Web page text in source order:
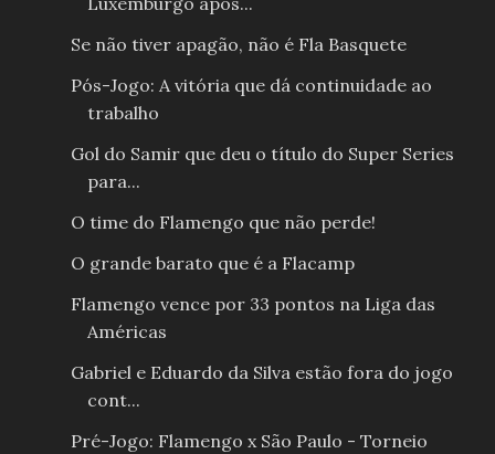
Se não tiver apagão, não é Fla Basquete
Pós-Jogo: A vitória que dá continuidade ao
trabalho
Gol do Samir que deu o título do Super Series
para...
O time do Flamengo que não perde!
O grande barato que é a Flacamp
Flamengo vence por 33 pontos na Liga das
Américas
Gabriel e Eduardo da Silva estão fora do jogo
cont...
Pré-Jogo: Flamengo x São Paulo - Torneio